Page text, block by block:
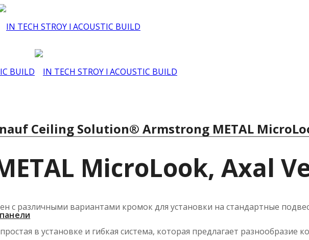
Ceiling Solution® Armstrong METAL
MicroLook, Axal
с различными вариантами кромок для установки на стандартные
в установке и гибкая система, которая предлагает